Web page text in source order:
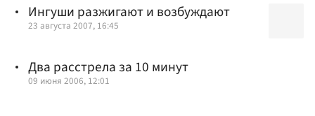
Ингуши разжигают и возбуждают
23 августа 2007, 16:45
Два расстрела за 10 минут
09 июня 2006, 12:01